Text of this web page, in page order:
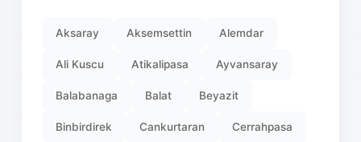
Aksaray Aksemsettin Alemdar
Ali Kuscu Atikalipasa Ayvansaray
Balabanaga Balat Beyazit
Binbirdirek Cankurtaran Cerrahpasa